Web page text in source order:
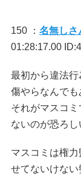
150 ： 名無しさ
01:28:17.00
最初から違法
傷やらなんでも
それがマスコ
ないのが恐ろし
マスコミは権
せてないけない